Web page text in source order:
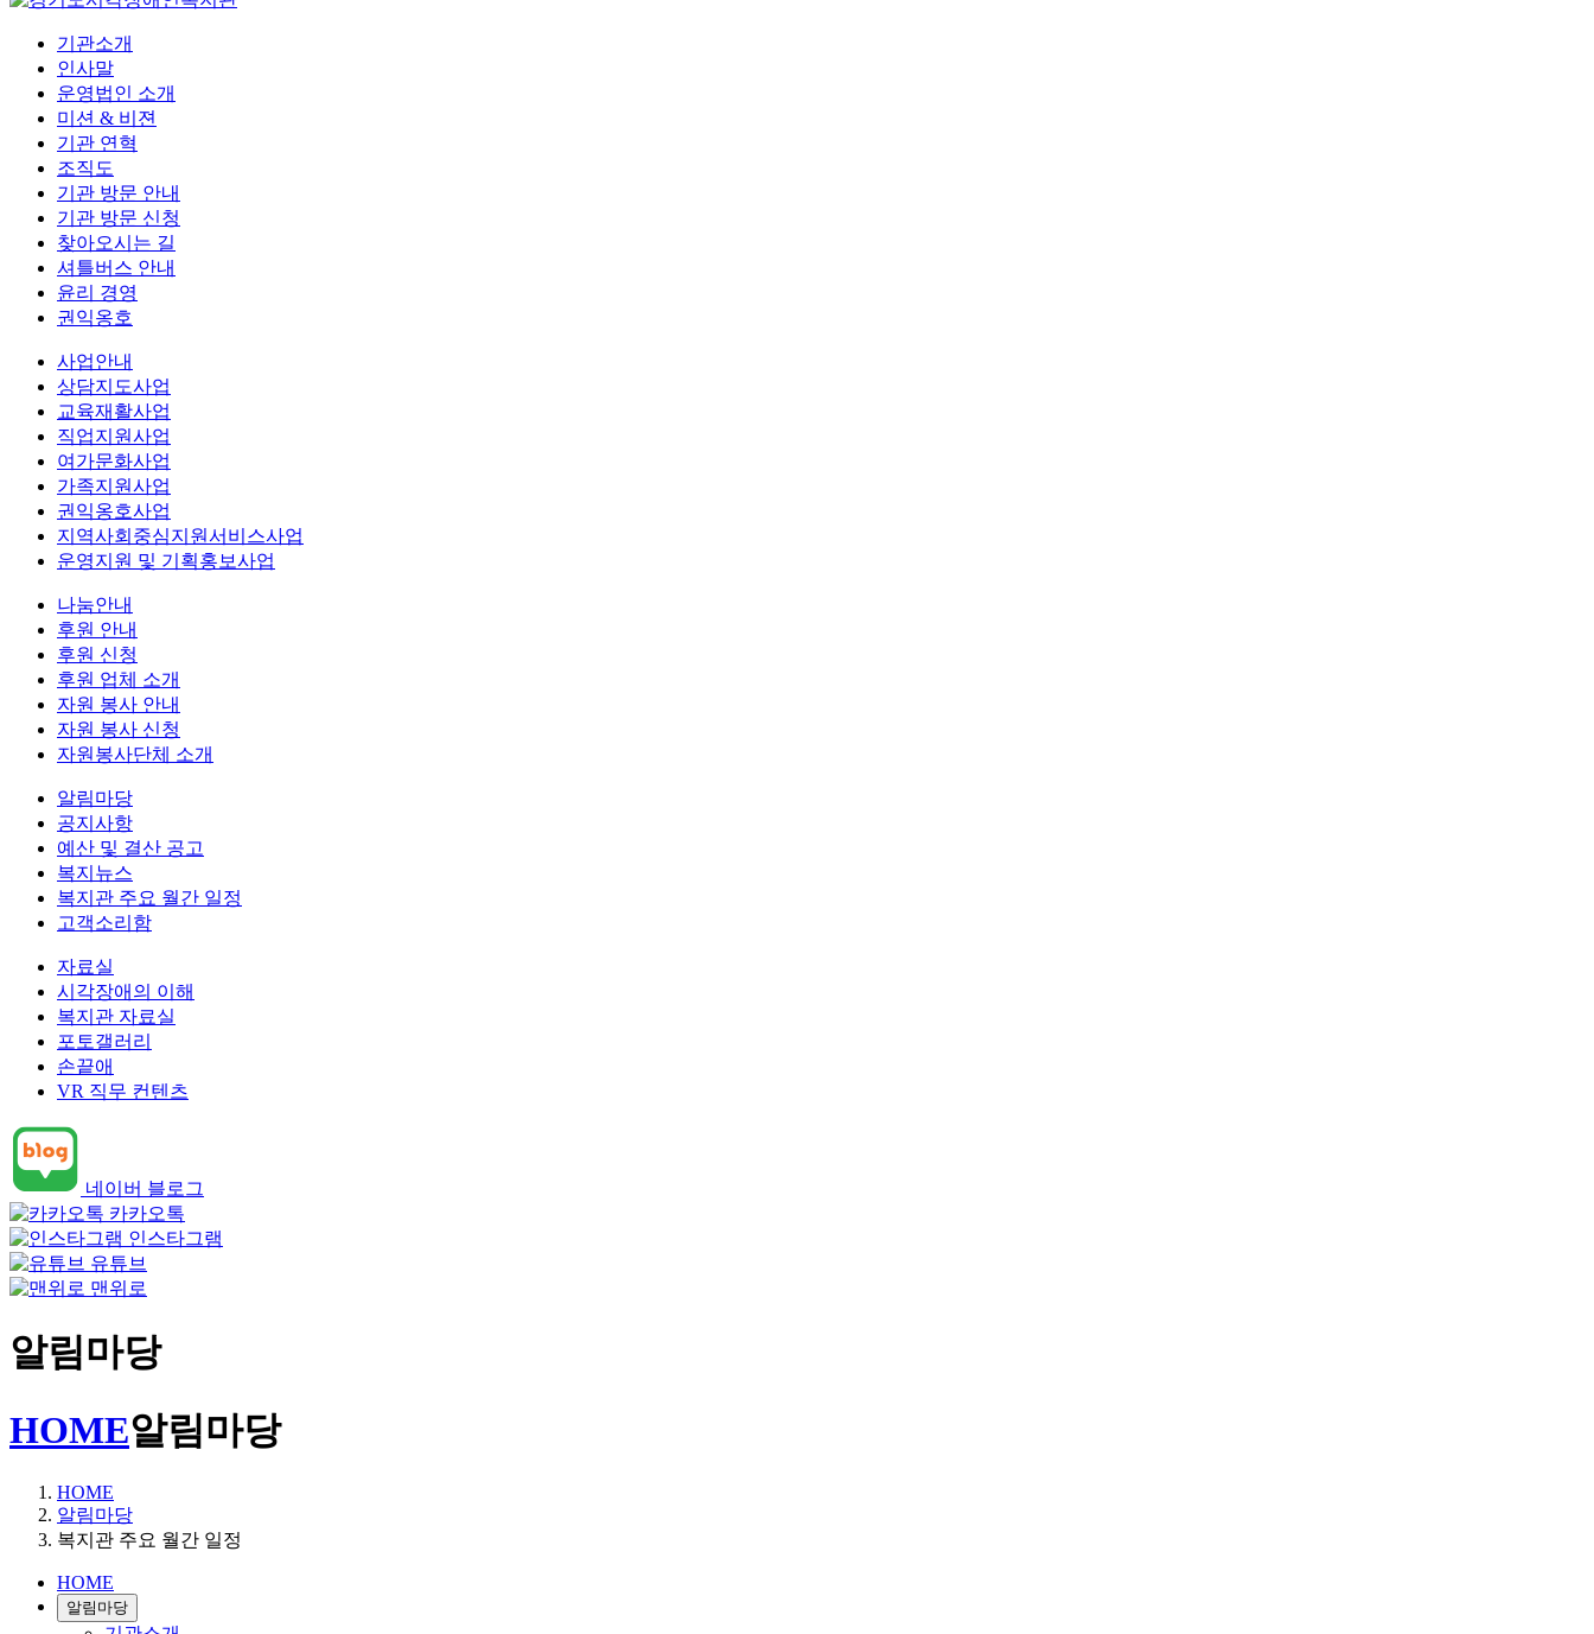
기관소개
인사말
운영법인 소개
미션 & 비젼
기관 연혁
조직도
기관 방문 안내
기관 방문 신청
찾아오시는 길
셔틀버스 안내
윤리 경영
권익옹호
사업안내
상담지도사업
교육재활사업
직업지원사업
여가문화사업
가족지원사업
권익옹호사업
지역사회중심지원서비스사업
운영지원 및 기획홍보사업
나눔안내
후원 안내
후원 신청
후원 업체 소개
자원 봉사 안내
자원 봉사 신청
자원봉사단체 소개
알림마당
공지사항
예산 및 결산 공고
복지뉴스
복지관 주요 월간 일정
고객소리함
자료실
시각장애의 이해
복지관 자료실
포토갤러리
손끝애
VR 직무 컨텐츠
네이버 블로그
카카오톡
인스타그램
유튜브
맨위로
알림마당
HOME알림마당
HOME
알림마당
복지관 주요 월간 일정
HOME
알림마당